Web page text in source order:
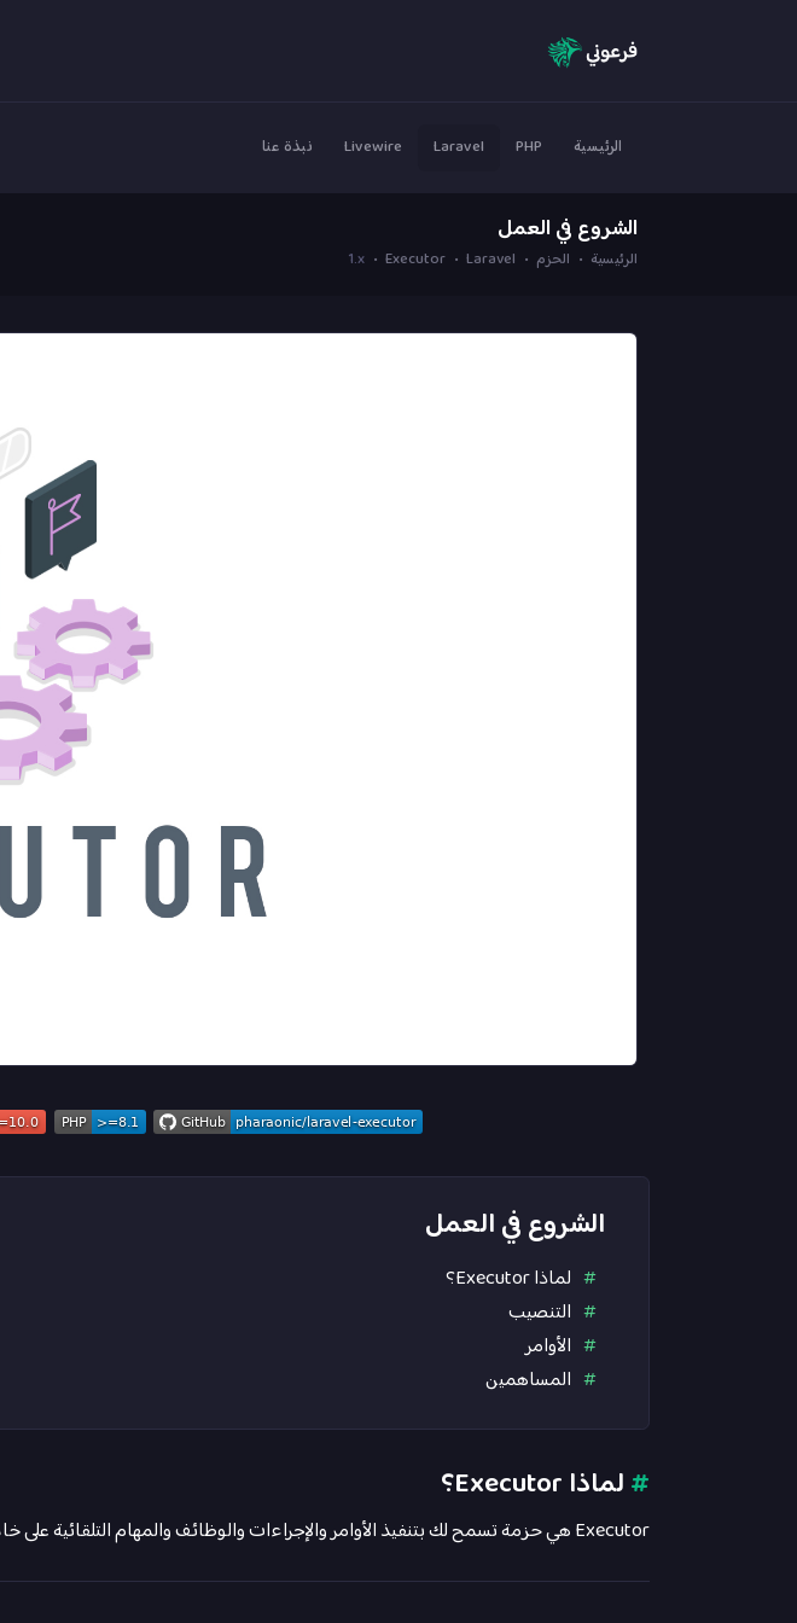
الرئيسية PHP
Laravel
Livewire نبذة عنا
الشروع في العمل
الرئيسية الحزم Laravel
Executor
1.x
الشروع في العمل
لماذا Executor؟
التنصيب
الأوامر
المساهمين
#لماذا Executor؟
Executor هي حزمة تسمح لك بتنفيذ الأوامر والإجراءات والوظائف والمهام التلقائية على خادم الإنتاج الخاص بك.